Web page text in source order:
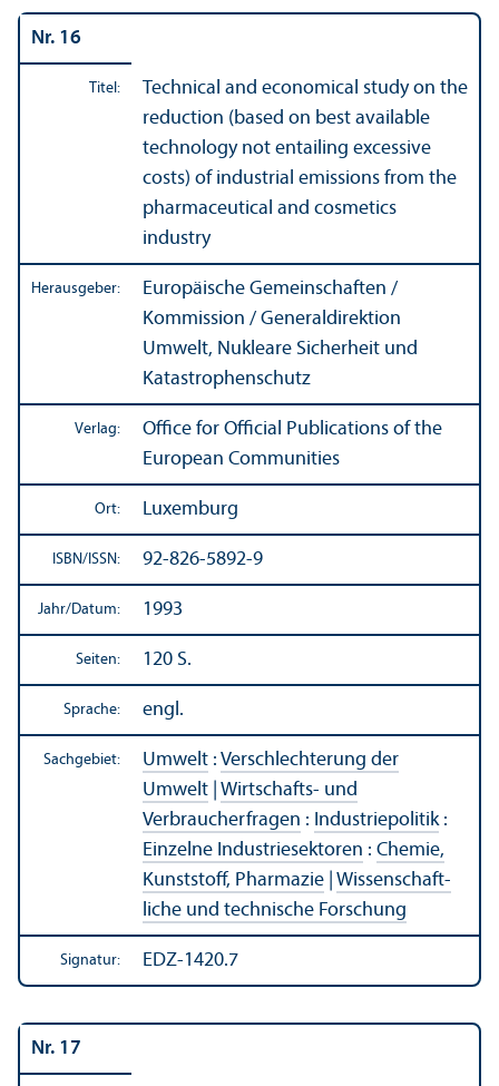
Nr. 16
Titel:
Technical and economical study on the
reduction (based on best available
technology not entailing excessive
costs) of industrial emissions from the
pharmaceutical and cosmetics
industry
Herausgeber:
Europäische Gemeinschaften /
Kommission / Generaldirektion
Umwelt, Nukleare Sicherheit und
Katastrophenschutz
Verlag:
Office for Official Publications of the
European Communities
Ort: Luxemburg
ISBN/ ISSN: 92-826-5892-9
Jahr/Datum: 1993
Seiten: 120 S.
Sprache: engl.
Sachgebiet: Umwelt : Verschlechterung der
Umwelt Wirtschafts- und
Verbraucherfragen : Industriepolitik:
Einzelne Industriesektoren : Chemie,
Kunststoff, Pharmazie Wissenschaft­
liche und technische Forschung
Signatur: EDZ-1420.7
Nr. 17